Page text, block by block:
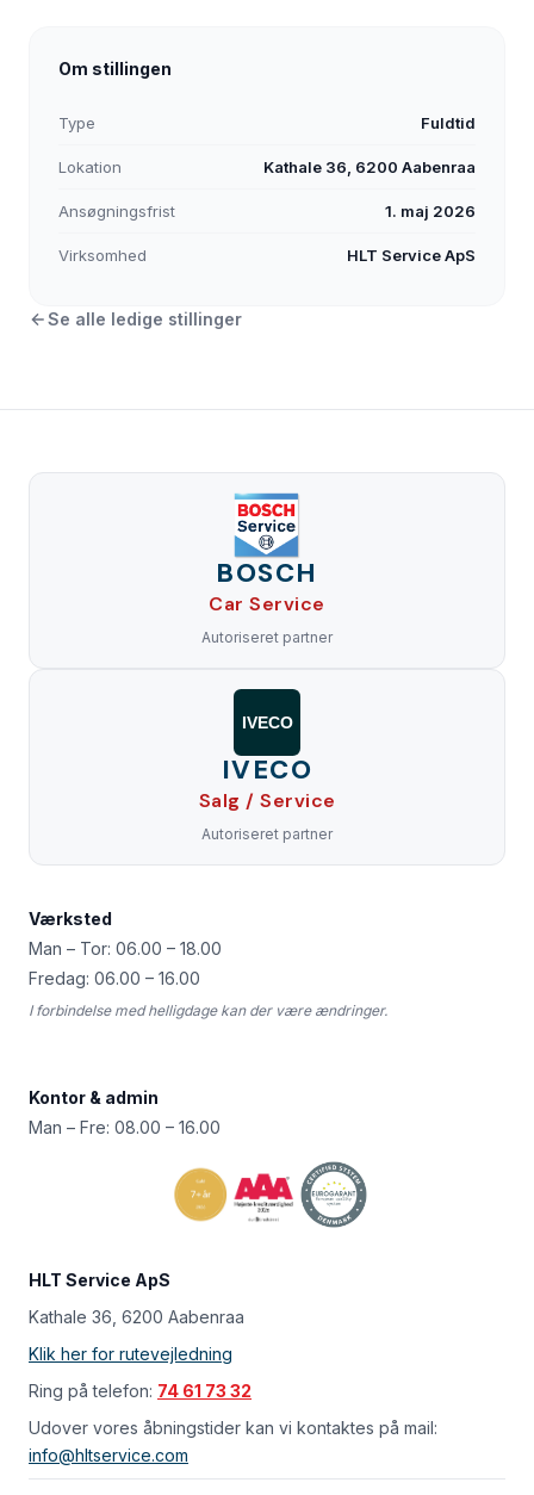
Om stillingen
Type Fuldtid
Lokation Kathale 36, 6200 Aabenraa
Ansøgningsfrist 1. maj 2026
Virksomhed HLT Service ApS
Se alle ledige stillinger
BOSCH
Car Service
Autoriseret partner
IVECO
IVECO
Salg / Service
Autoriseret partner
Værksted
Man – Tor: 06.00 – 18.00
Fredag: 06.00 – 16.00
I forbindelse med helligdage kan der være ændringer.
Kontor & admin
Man – Fre: 08.00 – 16.00
HLT Service ApS
Kathale 36, 6200 Aabenraa
Klik her for rutevejledning
Ring på telefon: 74 61 73 32
Udover vores åbningstider kan vi kontaktes på mail:
info@hltservice.com